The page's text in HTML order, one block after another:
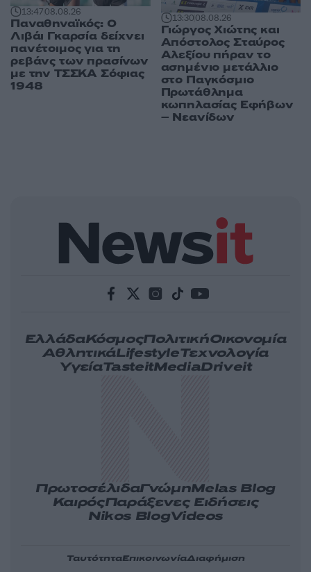
13:4708.08.26
Παναθηναϊκός: Ο
Λιβάι Γκαρσία δείχνει
πανέτοιμος για τη
ρεβάνς των πρασίνων
με την ΤΣΣΚΑ Σόφιας
1948
13:3008.08.26
Γιώργος Χιώτης και
Απόστολος Σταύρος
Αλεξίου πήραν το
ασημένιο μετάλλιο
στο Παγκόσμιο
Πρωτάθλημα
κωπηλασίας Εφήβων
– Νεανίδων
ΕλλάδαΚόσμοςΠολιτικήΟικονομία
ΑθλητικάLifestyleΤεχνολογία
ΥγείαTasteitMediaDriveit
ΠρωτοσέλιδαΓνώμηMelas Blog
ΚαιρόςΠαράξενες Ειδήσεις
Nikos BlogVideos
ΤαυτότηταΕπικοινωνίαΔιαφήμιση